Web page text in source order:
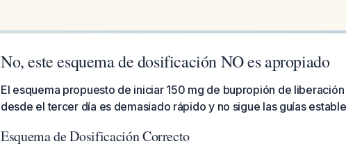
No, este esquema de dosificación NO es apropiado
El esquema propuesto de iniciar 150 mg de bupropión de
desde el tercer día es demasiado rápido y no sigue las guías
Esquema de Dosificación Correcto